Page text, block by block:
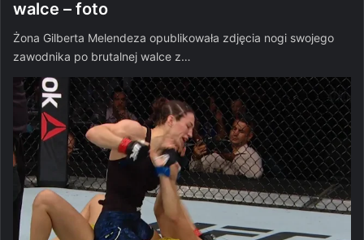
walce – foto
Żona Gilberta Melendeza opublikowała zdjęcia nogi swojego
zawodnika po brutalnej walce z…